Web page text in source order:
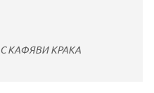
С КАФЯВИ КРАКА